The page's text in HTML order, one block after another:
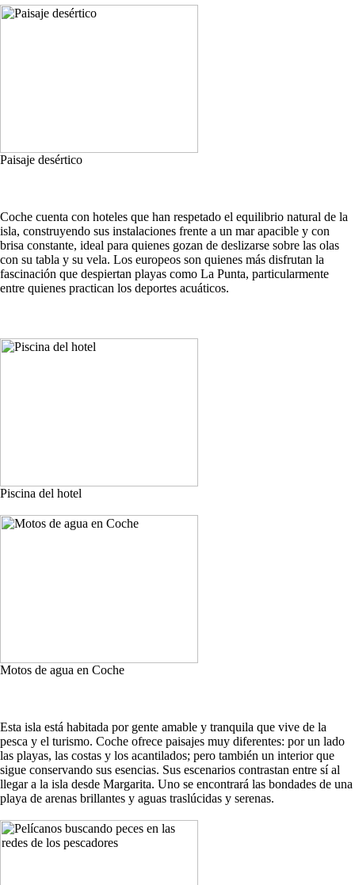
Paisaje desértico
Coche cuenta con hoteles que han respetado el equilibrio natural de la
isla, construyendo sus instalaciones frente a un mar apacible y con
brisa constante, ideal para quienes gozan de deslizarse sobre las olas
con su tabla y su vela. Los europeos son quienes más disfrutan la
fascinación que despiertan playas como La Punta, particularmente
entre quienes practican los deportes acuáticos.
Piscina del hotel
Motos de agua en Coche
Esta isla está habitada por gente amable y tranquila que vive de la
pesca y el turismo. Coche ofrece paisajes muy diferentes: por un lado
las playas, las costas y los acantilados; pero también un interior que
sigue conservando sus esencias. Sus escenarios contrastan entre sí al
llegar a la isla desde Margarita. Uno se encontrará las bondades de una
playa de arenas brillantes y aguas traslúcidas y serenas.